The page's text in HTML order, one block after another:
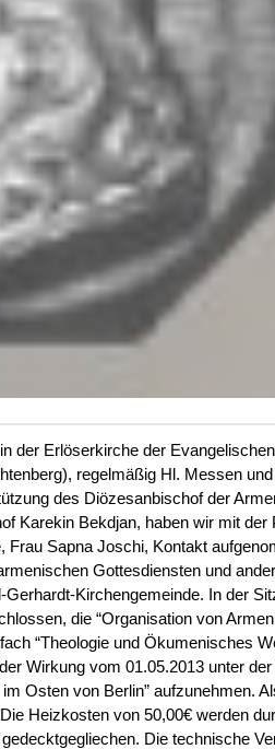
der Erlöserkirche der
regelmäßig Hl. Messen
des Diözesanbischof der
Karekin Bekdjan, haben wir mit der
Sapna Joschi, Kontakt
Gottesdiensten und
Kirchengemeinde. In der
die “Organisation von
“Theologie und Ökumenisches
Wirkung vom 01.05.2013 unter
Osten von Berlin” aufzunehmen.
Heizkosten von 50,00€ werden
Die technische